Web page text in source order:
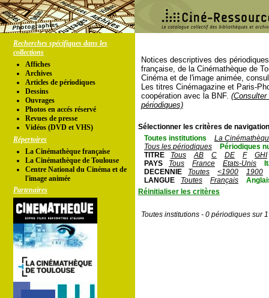
Recherches spécifiques dans les
collections
Affiches
Archives
Articles de périodiques
Dessins
Ouvrages
Photos en accés réservé
Revues de presse
Vidéos (DVD et VHS)
Répertoires
La Cinémathèque française
La Cinémathèque de Toulouse
Centre National du Cinéma et de
l'image animée
Partenaires
Notices descriptives des
française, de la Cinémathèque de
Cinéma et de l'image animée,
Les titres Cinémagazine et Paris-
coopération avec la BNF.
périodiques)
Sélectionner les critères de
Toutes institutions
La
Tous les périodiques
Périodiques
TITRE
Tous AB C DE F
GHI
PAYS
Tous France Etats-Unis
DECENNIE
Toutes <1900
1900
LANGUE
Toutes Français
Réinitialiser les critères
Toutes institutions - 0 périodiques sur